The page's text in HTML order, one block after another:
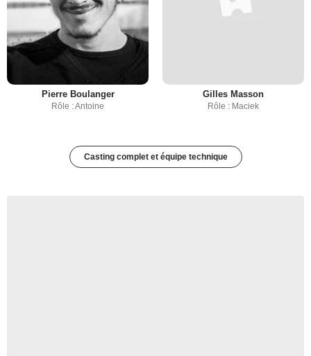
Pierre Boulanger
Rôle : Antoine
Gilles Masson
Rôle : Maciek
Casting complet et équipe technique